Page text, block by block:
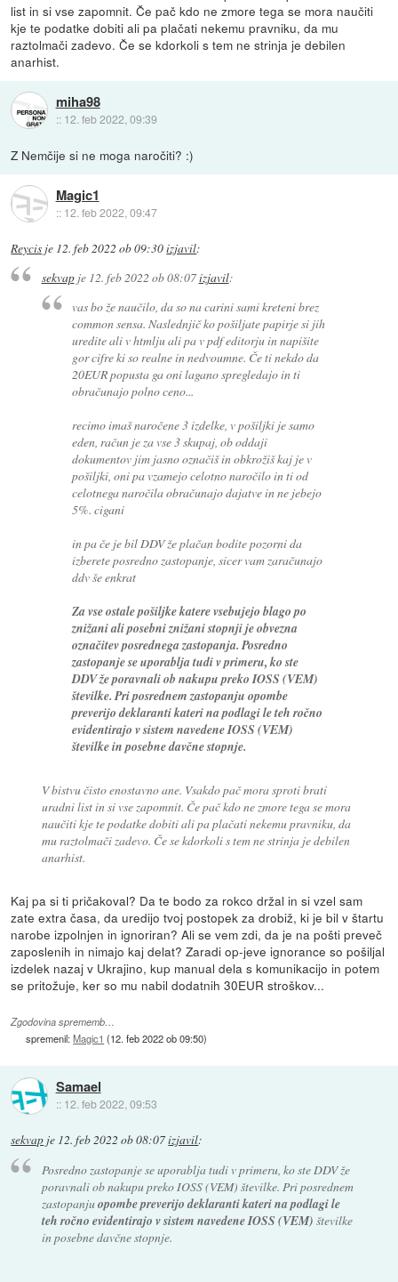
list in si vse zapomnit. Če pač kdo ne zmore tega se mora naučiti
kje te podatke dobiti ali pa plačati nekemu pravniku, da mu
raztolmači zadevo. Če se kdorkoli s tem ne strinja je debilen
anarhist.
miha98
:: 12. feb 2022, 09:39
Z Nemčije si ne moga naročiti? :)
Magic1
:: 12. feb 2022, 09:47
Reycis je 12. feb 2022 ob 09:30izjavil:
sekvapje 12. feb 2022 ob 08:07izjavil:
vas bo že naučilo, da so na carini sami kreteni brez
common sensa. Naslednjič ko pošiljate papirje si jih
uredite ali v htmlju ali pa v pdf editorju in napišite
gor cifre ki so realne in nedvoumne. Če ti nekdo da
20EUR popusta ga oni lagano spregledajo in ti
obračunajo polno ceno...
recimo imaš naročene 3 izdelke, v pošiljki je samo
eden, račun je za vse 3 skupaj, ob oddaji
dokumentov jim jasno označiš in obkrožiš kaj je v
pošiljki, oni pa vzamejo celotno naročilo in ti od
celotnega naročila obračunajo dajatve in ne jebejo
5%. cigani
in pa če je bil DDV že plačan bodite pozorni da
izberete posredno zastopanje, sicer vam zaračunajo
ddv še enkrat
Za vse ostale pošiljke katere vsebujejo blago po
znižani ali posebni znižani stopnji je obvezna
označitev posrednega zastopanja. Posredno
zastopanje se uporablja tudi v primeru, ko ste
DDV že poravnali ob nakupu preko IOSS (VEM)
številke. Pri posrednem zastopanju opombe
preverijo deklaranti kateri na podlagi le teh ročno
evidentirajo v sistem navedene IOSS (VEM)
številke in posebne davčne stopnje.
V bistvu čisto enostavno ane. Vsakdo pač mora sproti brati
uradni list in si vse zapomnit. Če pač kdo ne zmore tega se mora
naučiti kje te podatke dobiti ali pa plačati nekemu pravniku, da
mu raztolmači zadevo. Če se kdorkoli s tem ne strinja je debilen
anarhist.
Kaj pa si ti pričakoval? Da te bodo za rokco držal in si vzel sam
zate extra časa, da uredijo tvoj postopek za drobiž, ki je bil v štartu
narobe izpolnjen in ignoriran? Ali se vem zdi, da je na pošti preveč
zaposlenih in nimajo kaj delat? Zaradi op-jeve ignorance so pošiljal
izdelek nazaj v Ukrajino, kup manual dela s komunikacijo in potem
se pritožuje, ker so mu nabil dodatnih 30EUR stroškov...
Zgodovina sprememb…
spremenil:Magic1 (12. feb 2022 ob 09:50)
Samael
:: 12. feb 2022, 09:53
sekvap je 12. feb 2022 ob 08:07izjavil:
Posredno zastopanje se uporablja tudi v primeru, ko ste DDV že
poravnali ob nakupu preko IOSS (VEM) številke. Pri posrednem
zastopanjuopombe preverijo deklaranti kateri na podlagi le
teh ročno evidentirajo v sistem navedene IOSS (VEM) številke
in posebne davčne stopnje.